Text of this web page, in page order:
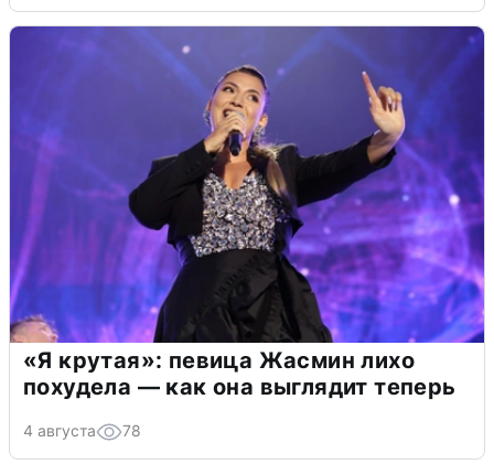
«Я крутая»: певица Жасмин лихо
похудела — как она выглядит теперь
4 августа 78